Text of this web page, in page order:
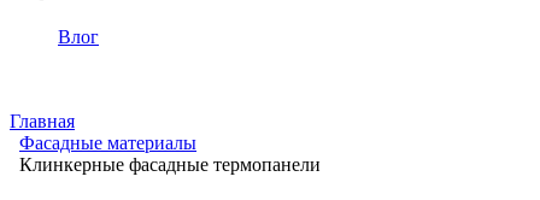
Влог
Главная
Фасадные материалы
Клинкерные фасадные термопанели